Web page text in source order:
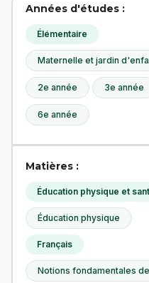
Années d'études :
Élémentaire
Maternelle et jardin
2e année 3e année
6e année
Matières :
Éducation physique et
Éducation physique
Français
Notions fondamentales